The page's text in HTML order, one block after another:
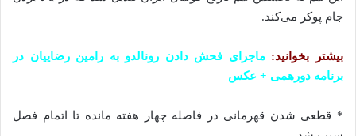
جام پوکر می‌کند.
بیشتر بخوانید:ماجرای فحش دادن رونالدو به رامین رضاییان در
برنامه دورهمی + عکس
* قطعی شدن قهرمانی در فاصله چهار هفته مانده تا اتمام فصل